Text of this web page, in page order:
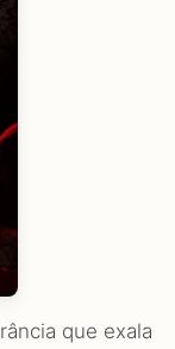
que exala